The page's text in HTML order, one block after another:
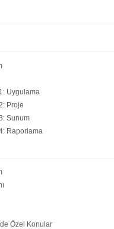
Uygulama
Proje
Sunum
Raporlama
Özel Konular